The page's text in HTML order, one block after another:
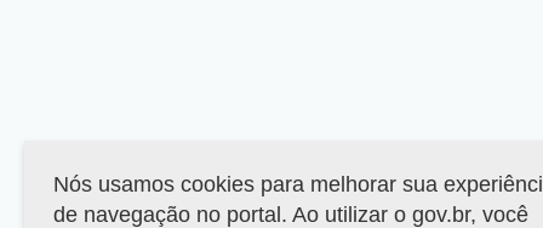
Nós usamos cookies para melhorar sua
de navegação no portal. Ao utilizar o gov.br, você